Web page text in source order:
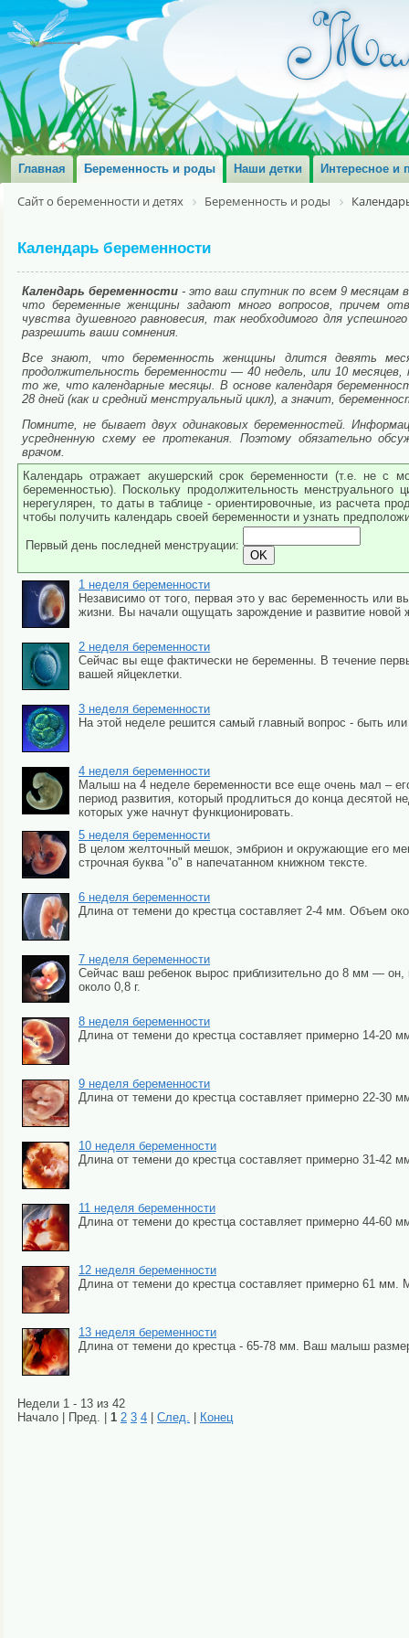
Главная Беременность и роды Наши детки Интересное и
Сайт о беременности и детях Беременность и роды
Календарь беременности
Календарь беременности - это ваш спутник по всем 9 месяцам
что беременные женщины задают много вопросов, причем
чувства душевного равновесия, так необходимого для
разрешить ваши сомнения.
Все знают, что беременность женщины длится девять
продолжительность беременности — 40 недель, или 10
то же, что календарные месяцы. В основе календаря
28 дней (как и средний менструальный цикл), а значит,
Помните, не бывает двух одинаковых беременностей.
усредненную схему ее протекания. Поэтому обязательно
врачом.
Календарь отражает акушерский срок беременности (т.е. не с
беременностью). Поскольку продолжительность
нерегулярен, то даты в таблице - ориентировочные, из расчета
чтобы получить календарь своей беременности и узнать
Первый день последней менструации:
1 неделя беременности
Независимо от того, первая это у вас беременность
жизни. Вы начали ощущать зарождение и развитие новой
2 неделя беременности
Сейчас вы еще фактически не беременны. В течение
вашей яйцеклетки.
3 неделя беременности
На этой неделе решится самый главный вопрос - быть
4 неделя беременности
Малыш на 4 неделе беременности все еще очень мал –
период развития, который продлиться до конца десятой
которых уже начнут функционировать.
5 неделя беременности
В целом желточный мешок, эмбрион и окружающие его
строчная буква "о" в напечатанном книжном тексте.
6 неделя беременности
Длина от темени до крестца составляет 2-4 мм. Объем
7 неделя беременности
Сейчас ваш ребенок вырос приблизительно до 8 мм — он,
около 0,8 г.
8 неделя беременности
Длина от темени до крестца составляет примерно 14-20
9 неделя беременности
Длина от темени до крестца составляет примерно 22-30
10 неделя беременности
Длина от темени до крестца составляет примерно 31-
11 неделя беременности
Длина от темени до крестца составляет примерно 44-
12 неделя беременности
Длина от темени до крестца составляет примерно 61
13 неделя беременности
Длина от темени до крестца - 65-78 мм. Ваш малыш
Недели 1 - 13 из 42
Начало | Пред. | 1 2 3 4 След. Конец